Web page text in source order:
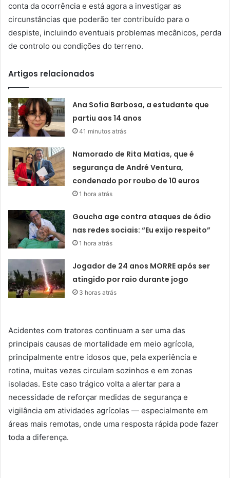
conta da ocorrência e está agora a investigar as
circunstâncias que poderão ter contribuído para o
despiste, incluindo eventuais problemas mecânicos, perda
de controlo ou condições do terreno.
Artigos relacionados
Ana Sofia Barbosa, a estudante que
partiu aos 14 anos
41 minutos atrás
Namorado de Rita Matias, que é
segurança de André Ventura,
condenado por roubo de 10 euros
1 hora atrás
Goucha age contra ataques de ódio
nas redes sociais: “Eu exijo respeito”
1 hora atrás
Jogador de 24 anos MORRE após ser
atingido por raio durante jogo
3 horas atrás
Acidentes com tratores continuam a ser uma das
principais causas de mortalidade em meio agrícola,
principalmente entre idosos que, pela experiência e
rotina, muitas vezes circulam sozinhos e em zonas
isoladas. Este caso trágico volta a alertar para a
necessidade de reforçar medidas de segurança e
vigilância em atividades agrícolas — especialmente em
áreas mais remotas, onde uma resposta rápida pode fazer
toda a diferença.